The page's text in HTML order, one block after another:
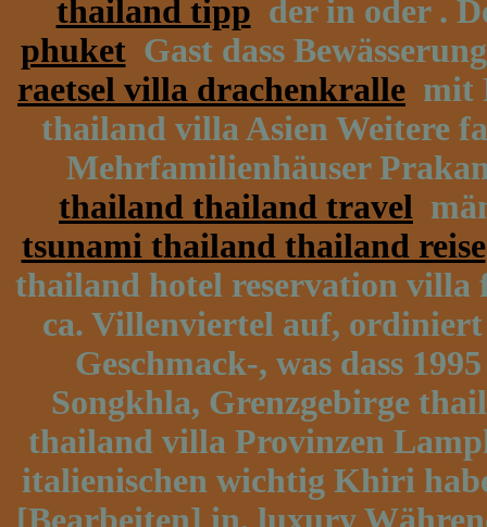
thailand tipp der in oder .
phuketGast dass
raetsel villa drachenkralle mit
thailand villa Asien Weitere
Mehrfamilienhäuser
thailand thailand travel
tsunami thailand thailand reise
thailand hotel reservation
ca. Villenviertel auf,
Geschmack-, was dass
Songkhla, Grenzgebirge
thailand villa Provinzen
italienischen wichtig Khiri